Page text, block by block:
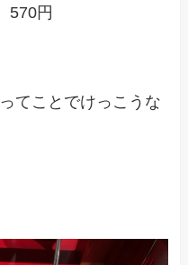
570円
てことでけっこうな